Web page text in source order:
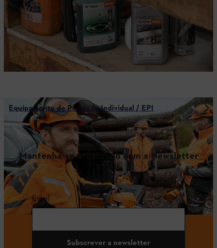
Equipamento de Proteção Individual / EPI
Mantenha-se atualizado com a Newsletter
STIHL
Email
Subscrever a newsletter